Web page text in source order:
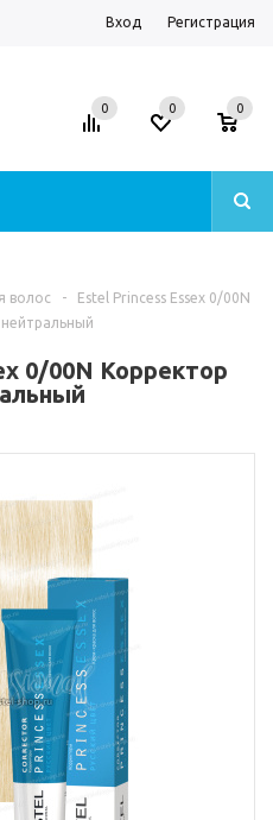
Вход Регистрация
0 0 0
волос -
Estel Princess Essex 0/00N
0/00N Корректор